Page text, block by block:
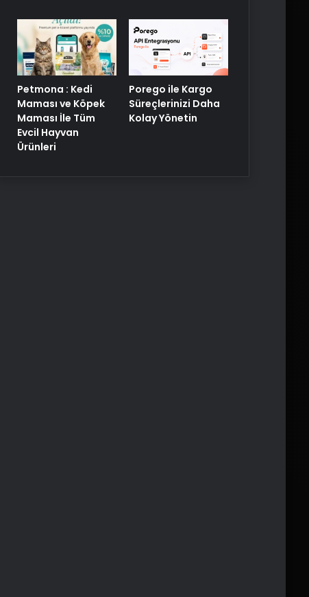
Petmona : Kedi
Maması ve Köpek
Maması İle Tüm
Evcil Hayvan
Ürünleri
Porego ile Kargo
Süreçlerinizi Daha
Kolay Yönetin